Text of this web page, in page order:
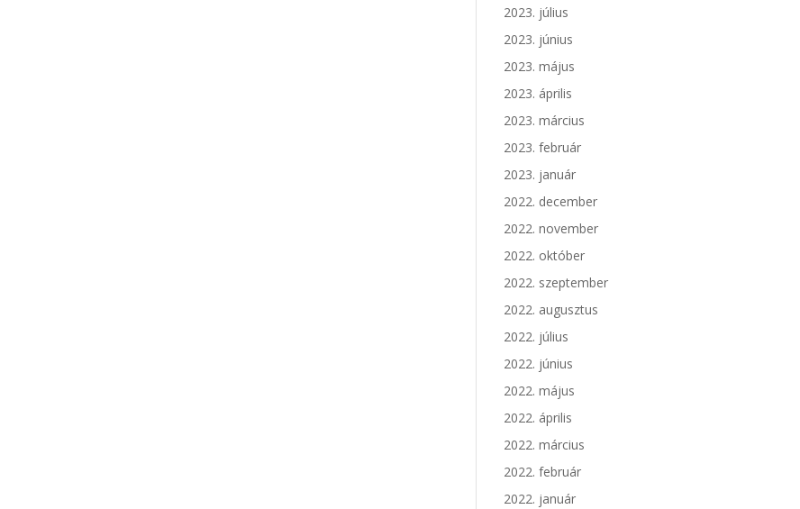
2023. július
2023. június
2023. május
2023. április
2023. március
2023. február
2023. január
2022. december
2022. november
2022. október
2022. szeptember
2022. augusztus
2022. július
2022. június
2022. május
2022. április
2022. március
2022. február
2022. január